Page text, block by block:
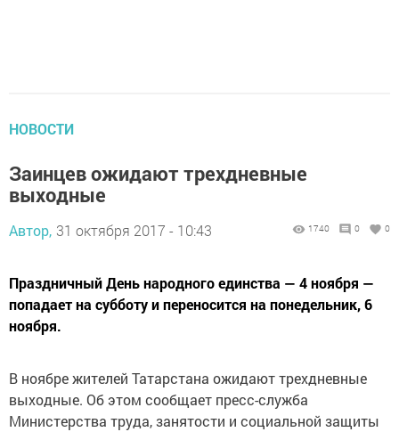
НОВОСТИ
Заинцев ожидают трехдневные
выходные
Автор, 31 октября 2017 - 10:43 1740 0 0
Праздничный День народного единства — 4 ноября —
попадает на субботу и переносится на понедельник, 6
ноября.
В ноябре жителей Татарстана ожидают трехдневные
выходные. Об этом сообщает пресс-служба
Министерства труда, занятости и социальной защиты